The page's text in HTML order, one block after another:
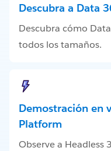
Descubra a Data
Descubra cómo
todos los tamaños.
Demostración en
Platform
Observe a Headless